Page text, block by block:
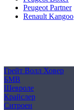
Peugeot Partner
Renault Kangoo
Грейт Волл Ховер
БМВ
Шевроле
Крайслер
Ситроен